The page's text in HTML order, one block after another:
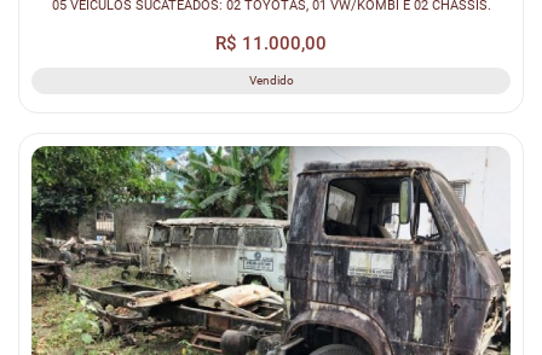
05 VEÍCULOS SUCATEADOS: 02 TOYOTAS, 01 VW/KOMBI E 02 CHASSIS.
R$ 11.000,00
Vendido